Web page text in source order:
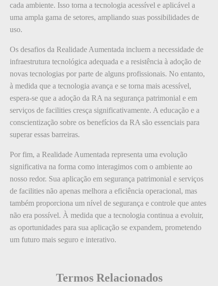
cada ambiente. Isso torna a tecnologia acessível e aplicável a
uma ampla gama de setores, ampliando suas possibilidades de
uso.
Os desafios da Realidade Aumentada incluem a necessidade de
infraestrutura tecnológica adequada e a resistência à adoção de
novas tecnologias por parte de alguns profissionais. No entanto,
à medida que a tecnologia avança e se torna mais acessível,
espera-se que a adoção da RA na segurança patrimonial e em
serviços de facilities cresça significativamente. A educação e a
conscientização sobre os benefícios da RA são essenciais para
superar essas barreiras.
Por fim, a Realidade Aumentada representa uma evolução
significativa na forma como interagimos com o ambiente ao
nosso redor. Sua aplicação em segurança patrimonial e serviços
de facilities não apenas melhora a eficiência operacional, mas
também proporciona um nível de segurança e controle que antes
não era possível. À medida que a tecnologia continua a evoluir,
as oportunidades para sua aplicação se expandem, prometendo
um futuro mais seguro e interativo.
Termos Relacionados